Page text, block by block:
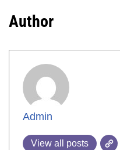
Author
Admin
View all posts